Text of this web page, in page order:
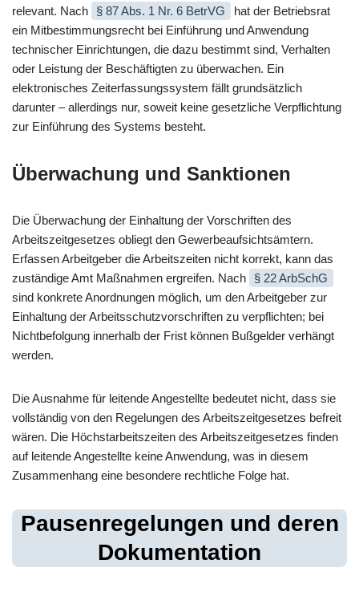
relevant. Nach
§ 87 Abs. 1 Nr. 6 BetrVG
hat der Betriebsrat
ein Mitbestimmungsrecht bei Einführung und Anwendung
technischer Einrichtungen, die dazu bestimmt sind, Verhalten
oder Leistung der Beschäftigten zu überwachen. Ein
elektronisches Zeiterfassungssystem fällt grundsätzlich
darunter – allerdings nur, soweit keine gesetzliche Verpflichtung
zur Einführung des Systems besteht.
Überwachung und Sanktionen
Die Überwachung der Einhaltung der Vorschriften des
Arbeitszeitgesetzes obliegt den Gewerbeaufsichtsämtern.
Erfassen Arbeitgeber die Arbeitszeiten nicht korrekt, kann das
zuständige Amt Maßnahmen ergreifen. Nach
§ 22 ArbSchG
sind konkrete Anordnungen möglich, um den Arbeitgeber zur
Einhaltung der Arbeitsschutzvorschriften zu verpflichten; bei
Nichtbefolgung innerhalb der Frist können Bußgelder verhängt
werden.
Die Ausnahme für leitende Angestellte bedeutet nicht, dass sie
vollständig von den Regelungen des Arbeitszeitgesetzes befreit
wären. Die Höchstarbeitszeiten des Arbeitszeitgesetzes finden
auf leitende Angestellte keine Anwendung, was in diesem
Zusammenhang eine besondere rechtliche Folge hat.
Pausenregelungen und deren
Dokumentation